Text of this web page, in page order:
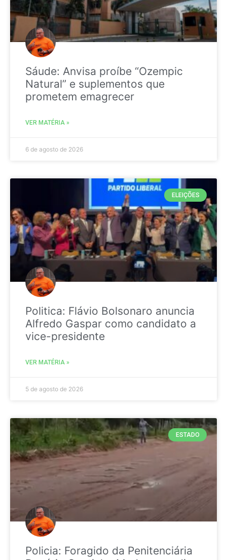
Sáude: Anvisa proíbe “Ozempic
Natural” e suplementos que
prometem emagrecer
VER MATÉRIA »
6 de agosto de 2026
ELEIÇÕES
Politica: Flávio Bolsonaro anuncia
Alfredo Gaspar como candidato a
vice-presidente
VER MATÉRIA »
5 de agosto de 2026
ESTADO
Policia: Foragido da Penitenciária